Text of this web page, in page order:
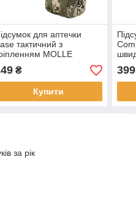
для аптечки
тактичний з
MOLLE
₴
Купити
399
за рік